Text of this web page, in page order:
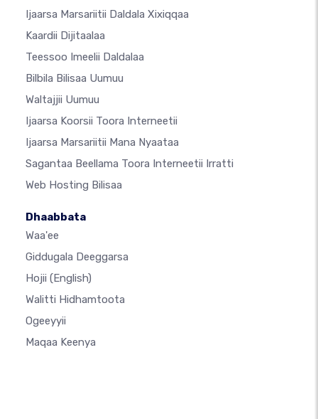
Ijaarsa Marsariitii Daldala Xixiqqaa
Kaardii Dijitaalaa
Teessoo Imeelii Daldalaa
Bilbila Bilisaa Uumuu
Waltajjii Uumuu
Ijaarsa Koorsii Toora Interneetii
Ijaarsa Marsariitii Mana Nyaataa
Sagantaa Beellama Toora Interneetii Irratti
Web Hosting Bilisaa
Dhaabbata
Waa'ee
Giddugala Deeggarsa
Hojii (English)
Walitti Hidhamtoota
Ogeeyyii
Maqaa Keenya